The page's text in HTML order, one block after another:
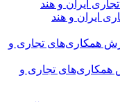
ایران و هند
همکاری‌های تجاری و